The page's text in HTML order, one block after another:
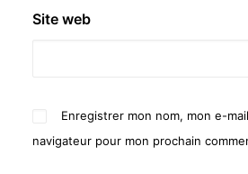
Site web
Enregistrer mon nom, mon e-
navigateur pour mon prochain